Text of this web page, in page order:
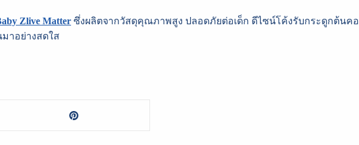
Zlive Matter ซึ่งผลิตจากวัสดุคุณภาพสูง ปลอดภัยต่อเด็ก ดีไซน์โค้งรับกระดูกต้นคอ
าอย่างสดใส